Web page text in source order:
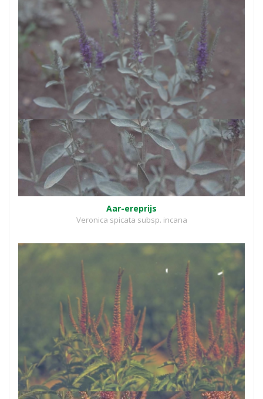
Aar-ereprijs
Veronica spicata subsp. incana